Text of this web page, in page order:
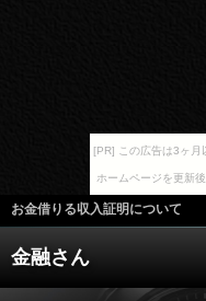
[PR] この広告は3ヶ月
ホームページを更新
お金借りる収入証明について
金融さん